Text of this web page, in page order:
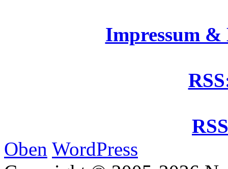
Impressum
Oben WordPress